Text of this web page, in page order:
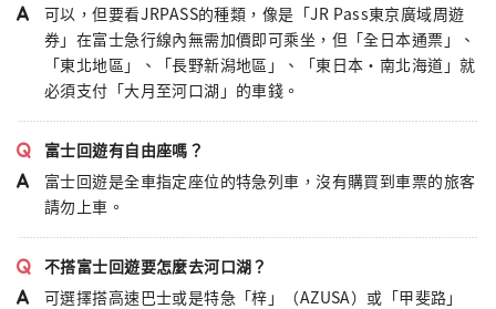
可以，但要看JRPASS的種類，像是「JR Pass東京廣域周遊
券」在富士急行線內無需加價即可乘坐，但「全日本通票」、
「東北地區」、「長野新潟地區」、「東日本・南北海道」就
必須支付「大月至河口湖」的車錢。
富士回遊有自由座嗎？
富士回遊是全車指定座位的特急列車，沒有購買到車票的旅客
請勿上車。
不搭富士回遊要怎麼去河口湖？
可選擇搭高速巴士或是特急「梓」（AZUSA）或「甲斐路」